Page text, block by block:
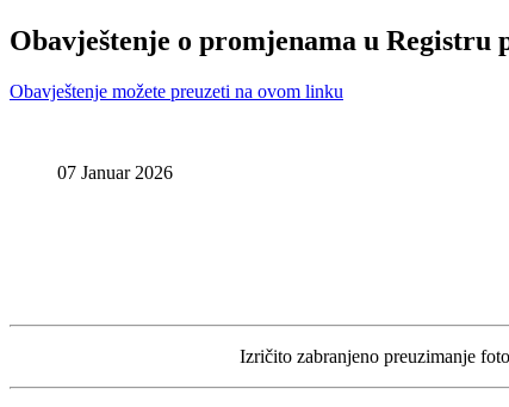
Obavještenje o promjenama u
Obavještenje možete preuzeti na ovom linku
07 Januar 2026
Izričito zabranjeno preuzimanje